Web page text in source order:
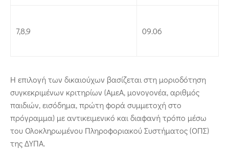
7,8,9 09.06
Η επιλογή των δικαιούχων βασίζεται στη μοριοδότηση
συγκεκριμένων κριτηρίων (ΑμεΑ, μονογονέα, αριθμός
παιδιών, εισόδημα, πρώτη φορά συμμετοχή στο
πρόγραμμα) με αντικειμενικό και διαφανή τρόπο μέσω
του Ολοκληρωμένου Πληροφοριακού Συστήματος (ΟΠΣ)
της ΔΥΠΑ.